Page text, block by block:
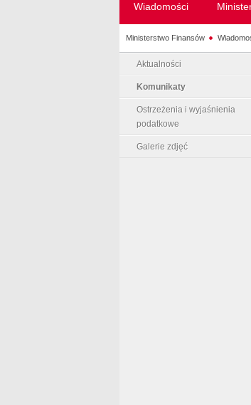
Wiadomości
Ministerstwo Finansów
Aktualności
Komunikaty
Ostrzeżenia i wyjaśnienia
podatkowe
Galerie zdjęć